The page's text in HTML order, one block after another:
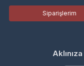
Siparişlerim